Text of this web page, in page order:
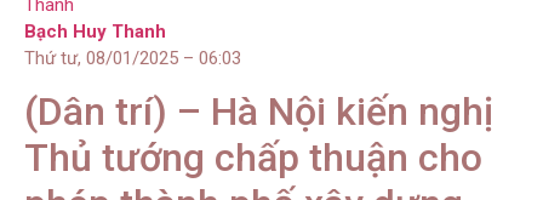
Bạch Huy Thanh
Thứ tư, 08/01/2025 – 06:03
(Dân trí) – Hà Nội kiến nghị
Thủ tướng chấp thuận cho